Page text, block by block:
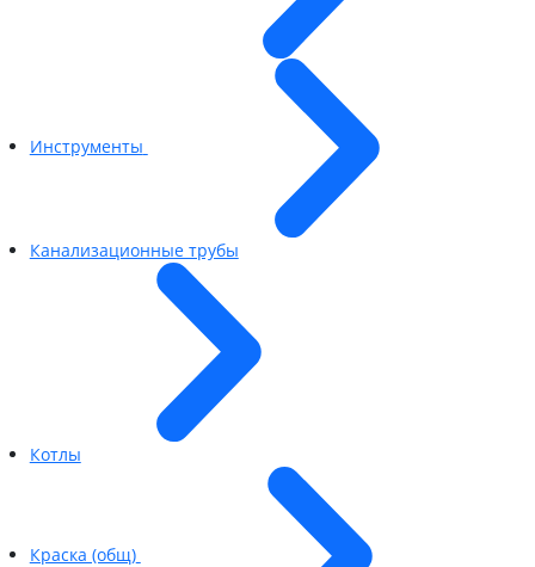
Инструменты
Канализационные трубы
Котлы
Краска (общ)